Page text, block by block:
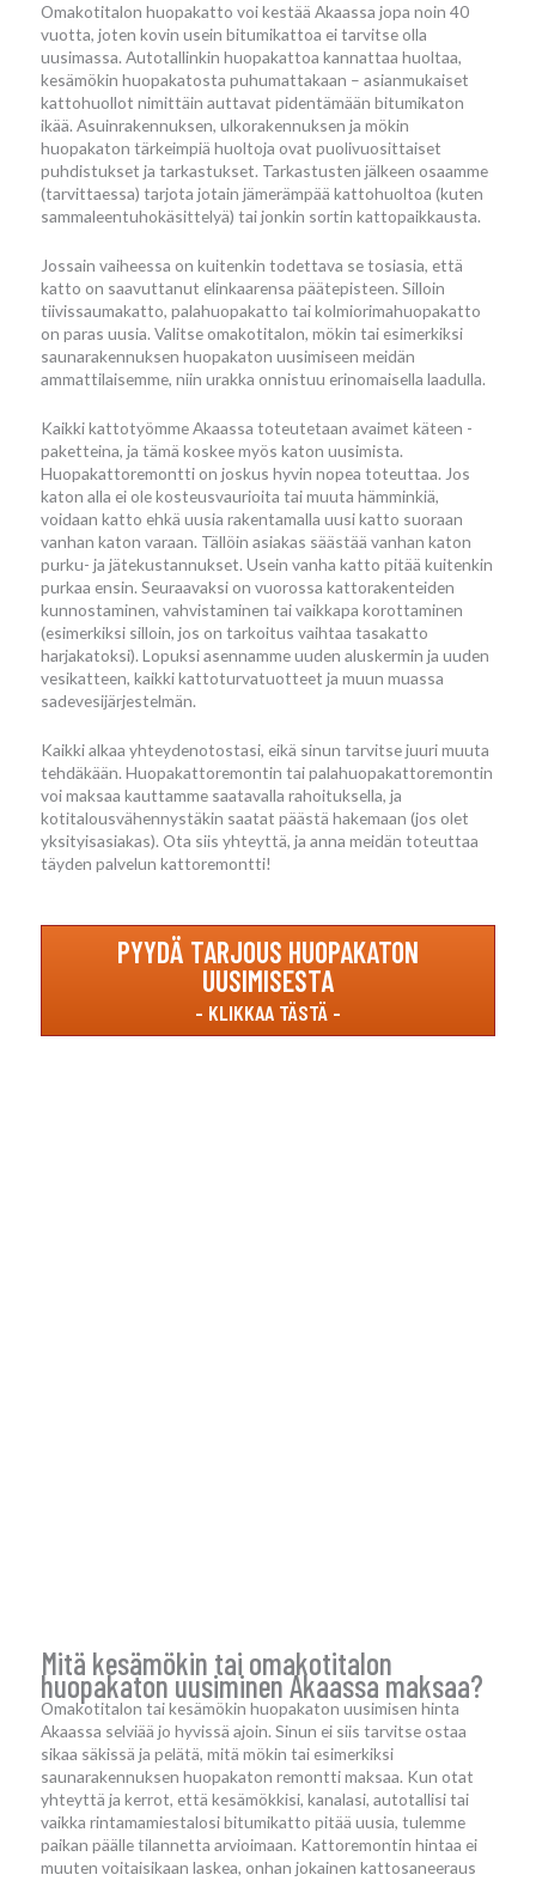
Omakotitalon huopakatto voi kestää Akaassa jopa noin 40
vuotta, joten kovin usein bitumikattoa ei tarvitse olla
uusimassa. Autotallinkin huopakattoa kannattaa huoltaa,
kesämökin huopakatosta puhumattakaan – asianmukaiset
kattohuollot nimittäin auttavat pidentämään bitumikaton
ikää. Asuinrakennuksen, ulkorakennuksen ja mökin
huopakaton tärkeimpiä huoltoja ovat puolivuosittaiset
puhdistukset ja tarkastukset. Tarkastusten jälkeen osaamme
(tarvittaessa) tarjota jotain jämerämpää kattohuoltoa (kuten
sammaleentuhokäsittelyä) tai jonkin sortin kattopaikkausta.
Jossain vaiheessa on kuitenkin todettava se tosiasia, että
katto on saavuttanut elinkaarensa päätepisteen. Silloin
tiivissaumakatto, palahuopakatto tai kolmiorimahuopakatto
on paras uusia. Valitse omakotitalon, mökin tai esimerkiksi
saunarakennuksen huopakaton uusimiseen meidän
ammattilaisemme, niin urakka onnistuu erinomaisella laadulla.
Kaikki kattotyömme Akaassa toteutetaan avaimet käteen -
paketteina, ja tämä koskee myös katon uusimista.
Huopakattoremontti on joskus hyvin nopea toteuttaa. Jos
katon alla ei ole kosteusvaurioita tai muuta hämminkiä,
voidaan katto ehkä uusia rakentamalla uusi katto suoraan
vanhan katon varaan. Tällöin asiakas säästää vanhan katon
purku- ja jätekustannukset. Usein vanha katto pitää kuitenkin
purkaa ensin. Seuraavaksi on vuorossa kattorakenteiden
kunnostaminen, vahvistaminen tai vaikkapa korottaminen
(esimerkiksi silloin, jos on tarkoitus vaihtaa tasakatto
harjakatoksi). Lopuksi asennamme uuden aluskermin ja uuden
vesikatteen, kaikki kattoturvatuotteet ja muun muassa
sadevesijärjestelmän.
Kaikki alkaa yhteydenotostasi, eikä sinun tarvitse juuri muuta
tehdäkään. Huopakattoremontin tai palahuopakattoremontin
voi maksaa kauttamme saatavalla rahoituksella, ja
kotitalousvähennystäkin saatat päästä hakemaan (jos olet
yksityisasiakas). Ota siis yhteyttä, ja anna meidän toteuttaa
täyden palvelun kattoremontti!
PYYDÄ TARJOUS HUOPAKATON
UUSIMISESTA
Mitä kesämökin tai omakotitalon
huopakaton uusiminen Akaassa maksaa?
Omakotitalon tai kesämökin huopakaton uusimisen hinta
Akaassa selviää jo hyvissä ajoin. Sinun ei siis tarvitse ostaa
sikaa säkissä ja pelätä, mitä mökin tai esimerkiksi
saunarakennuksen huopakaton remontti maksaa. Kun otat
yhteyttä ja kerrot, että kesämökkisi, kanalasi, autotallisi tai
vaikka rintamamiestalosi bitumikatto pitää uusia, tulemme
paikan päälle tilannetta arvioimaan. Kattoremontin hintaa ei
muuten voitaisikaan laskea, onhan jokainen kattosaneeraus